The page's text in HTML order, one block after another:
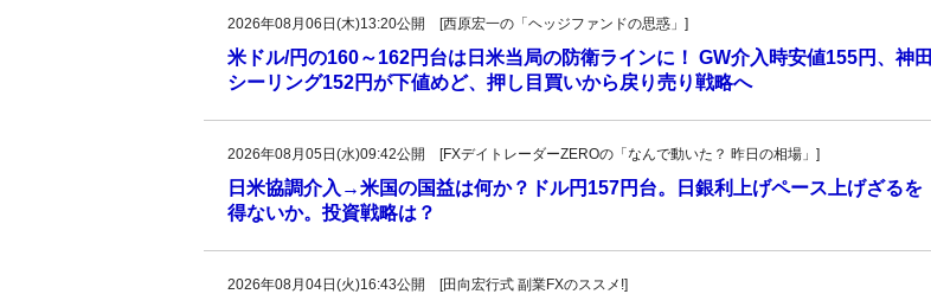
2026年08月06日(木)13:20公開 [西原宏一の「ヘッジファンドの思惑」]
米ドル/円の160～162円台は日米当局の防衛ラインに！ GW介入時安値155円、神田
シーリング152円が下値めど、押し目買いから戻り売り戦略へ
2026年08月05日(水)09:42公開 [FXデイトレーダーZEROの「なんで動いた？ 昨日の相場」]
日米協調介入→米国の国益は何か？ドル円157円台。日銀利上げペース上げざるを
得ないか。投資戦略は？
2026年08月04日(火)16:43公開 [田向宏行式 副業FXのススメ!]